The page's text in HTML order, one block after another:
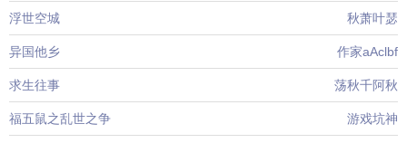
浮世空城 秋萧叶瑟
异国他乡 作家aAclbf
求生往事 荡秋千阿秋
福五鼠之乱世之争 游戏坑神